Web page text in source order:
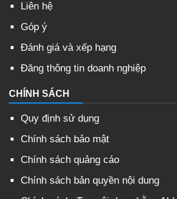
Liên hệ
Góp ý
Đánh giá và xếp hạng
Đăng thông tin doanh nghiệp
CHÍNH SÁCH
Quy định sử dụng
Chính sách bảo mật
Chính sách quảng cáo
Chính sách bản quyền nội dung